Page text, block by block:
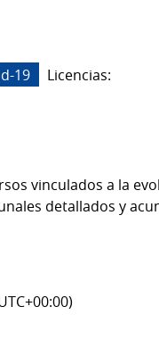
19
Licencias:
vinculados a la
detallados y